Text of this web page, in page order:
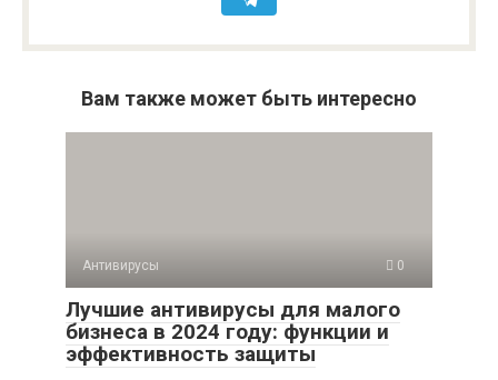
Вам также может быть интересно
Антивирусы 0
Лучшие антивирусы для малого
бизнеса в 2024 году: функции и
эффективность защиты